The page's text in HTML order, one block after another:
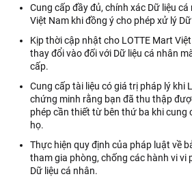
Cung cấp đầy đủ, chính xác Dữ liệu
Việt Nam khi đồng ý cho phép xử lý
Kịp thời cập nhật cho LOTTE Mart
thay đổi vào đối với Dữ liệu cá nhân
cấp.
Cung cấp tài liệu có giá trị pháp lý khi
chứng minh rằng bạn đã thu thập
phép cần thiết từ bên thứ ba khi cung
họ.
Thực hiện quy định của pháp luật về
tham gia phòng, chống các hành vi vi
Dữ liệu cá nhân.